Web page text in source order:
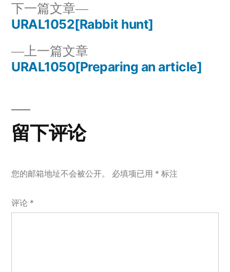
文
章
航
上一篇文章
一
URAL1050[Preparing an article]
下一篇文章
下
一
章：
URAL1052[Rabbit hunt]
留下评论
您的邮箱地址不会被公开。 必填项已用 * 标注
评论 *